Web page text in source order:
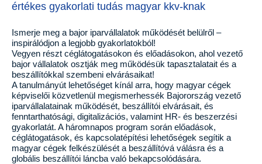
értékes gyakorlati tudás magyar kkv-knak
Ismerje meg a bajor iparvállalatok működését belülről –
inspirálódjon a legjobb gyakorlatokból!
Vegyen részt céglátogatásokon és előadásokon, ahol vezető
bajor vállalatok osztják meg működésük tapasztalatait és a
beszállítókkal szembeni elvárásaikat!
A tanulmányút lehetőséget kínál arra, hogy magyar cégek
képviselői közvetlenül megismerhessék Bajorország vezető
iparvállalatainak működését, beszállítói elvárásait, és
fenntarthatósági, digitalizációs, valamint HR- és beszerzési
gyakorlatát. A háromnapos program során előadások,
céglátogatások, és kapcsolatépítési lehetőségek segítik a
magyar cégek felkészülését a beszállítóvá válásra és a
globális beszállítói láncba való bekapcsolódására.